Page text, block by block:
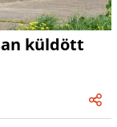
küldött